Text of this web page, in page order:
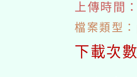
上傳時間
檔案類型
下載次